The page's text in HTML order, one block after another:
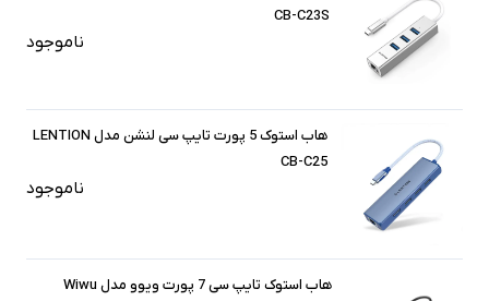
CB-C23S
ناموجود
هاب استوک 5 پورت تایپ سی لنشن مدل LENTION
CB-C25
ناموجود
هاب استوک تایپ سی 7 پورت ویوو مدل Wiwu